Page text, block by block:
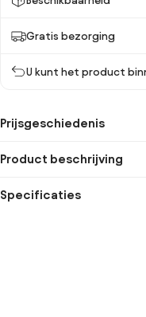
Gratis bezorging
U kunt het product
Prijsgeschiedenis
Product beschrijving
Specificaties